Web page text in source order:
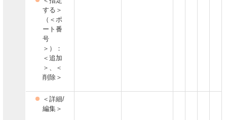
する＞
（＜ポ
ート番
号
＞）：
＜追加
＞、＜
削除＞
＜詳細/
編集＞